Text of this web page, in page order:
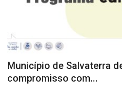
Município de Salvaterra
compromisso com...